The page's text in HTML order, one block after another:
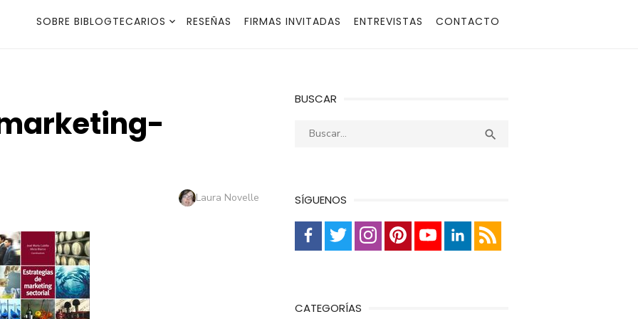
SOBRE BIBLOGTECARIOS RESEÑAS FIRMAS INVITADAS ENTREVISTAS CONTACTO
Autor
Laura Novelle
BUSCAR
Buscar: 
SÍGUENOS
CATEGORÍAS